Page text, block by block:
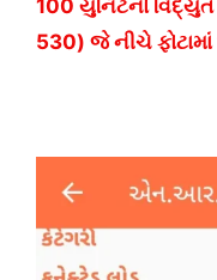
100 યુનિટનો
530) જે નીચે